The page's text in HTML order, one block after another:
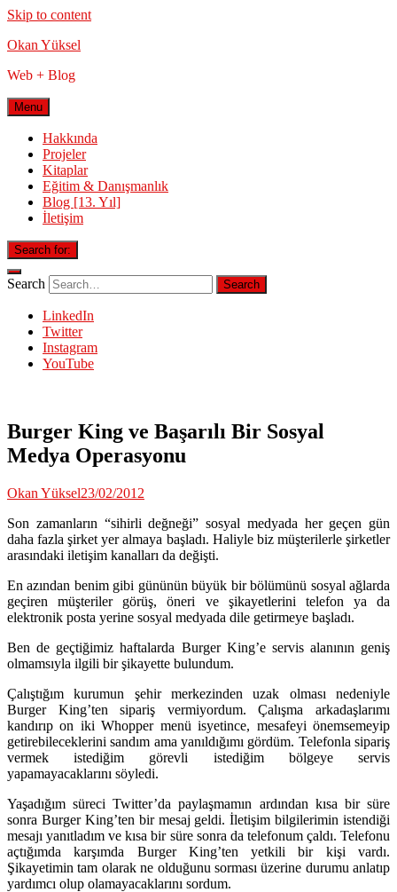
Skip to content
Okan Yüksel
Web + Blog
Menu
Hakkında
Projeler
Kitaplar
Eğitim & Danışmanlık
Blog [13. Yıl]
İletişim
Search for:
Search
LinkedIn
Twitter
Instagram
YouTube
Burger King ve Başarılı Bir Sosyal
Medya Operasyonu
Okan Yüksel23/02/2012
Son zamanların “sihirli değneği” sosyal medyada her geçen gün
daha fazla şirket yer almaya başladı. Haliyle biz müşterilerle şirketler
arasındaki iletişim kanalları da değişti.
En azından benim gibi gününün büyük bir bölümünü sosyal ağlarda
geçiren müşteriler görüş, öneri ve şikayetlerini telefon ya da
elektronik posta yerine sosyal medyada dile getirmeye başladı.
Ben de geçtiğimiz haftalarda Burger King’e servis alanının geniş
olmamsıyla ilgili bir şikayette bulundum.
Çalıştığım kurumun şehir merkezinden uzak olması nedeniyle
Burger King’ten sipariş vermiyordum. Çalışma arkadaşlarımı
kandırıp on iki Whopper menü isyetince, mesafeyi önemsemeyip
getirebileceklerini sandım ama yanıldığımı gördüm. Telefonla sipariş
vermek istediğim görevli istediğim bölgeye servis
yapamayacaklarını söyledi.
Yaşadığım süreci Twitter’da paylaşmamın ardından kısa bir süre
sonra Burger King’ten bir mesaj geldi. İletişim bilgilerimin istendiği
mesajı yanıtladım ve kısa bir süre sonra da telefonum çaldı. Telefonu
açtığımda karşımda Burger King’ten yetkili bir kişi vardı.
Şikayetimin tam olarak ne olduğunu sorması üzerine durumu anlatıp
yardımcı olup olamayacaklarını sordum.